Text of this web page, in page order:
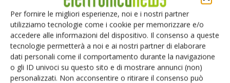
Per fornire le migliori esperienze, noi e i nostri partner
utilizziamo tecnologie come i cookie per memorizzare e/o
accedere alle informazioni del dispositivo. Il consenso a queste
tecnologie permetterà a noi e ai nostri partner di elaborare
dati personali come il comportamento durante la navigazione
o gli ID univoci su questo sito e di mostrare annunci (non)
personalizzati. Non acconsentire o ritirare il consenso può
Edicola web
PCB Magazine